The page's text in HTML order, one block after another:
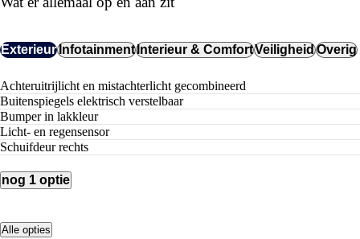
ExterieurInfotainmentInterieur & ComfortVeiligheidOverig
Achteruitrijlicht en mistachterlicht gecombineerd
buitenspiegels elektrisch verstelbaar
Bumper in lakkleur
Licht- en regensensor
Schuifdeur rechts
nog 1 optie
Alle opties